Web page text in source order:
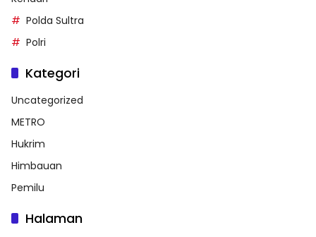
Polda Sultra
Polri
Kategori
Uncategorized
METRO
Hukrim
Himbauan
Pemilu
Halaman